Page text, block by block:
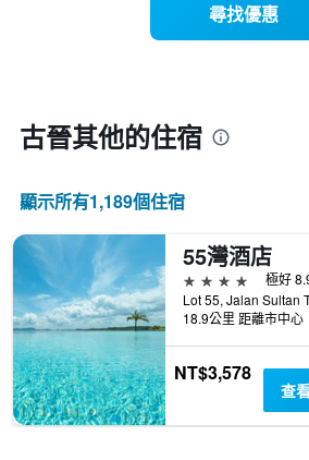
月
份
圖
表
具
有
1
條
Y
軸，
顯
示
平
均
房
間
價
此
圖
表
具
有
1
條
X
軸，
尋找優惠
古晉​其他的住宿
顯示所有1,189​個住宿
55灣酒店
4星級
極好
18.9公里 距離市中心
NT$3,578
查